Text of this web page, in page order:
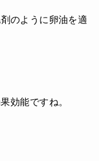
のように卵油を適
効能ですね。